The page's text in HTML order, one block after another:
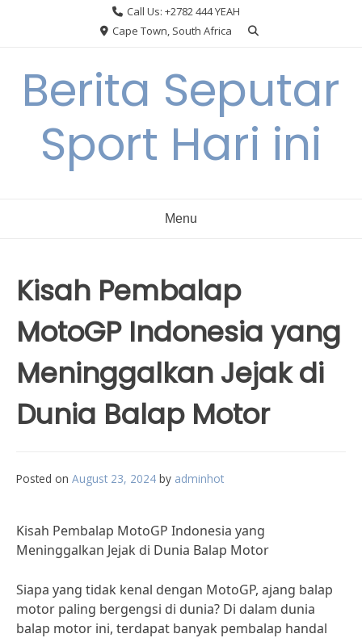
Call Us: +2782 444 YEAH
Cape Town, South Africa
Berita Seputar
Sport Hari ini
Menu
Kisah Pembalap
MotoGP Indonesia yang
Meninggalkan Jejak di
Dunia Balap Motor
Posted on August 23, 2024 by adminhot
Kisah Pembalap MotoGP Indonesia yang
Meninggalkan Jejak di Dunia Balap Motor
Siapa yang tidak kenal dengan MotoGP, ajang balap
motor paling bergengsi di dunia? Di dalam dunia
balap motor ini, terdapat banyak pembalap handal